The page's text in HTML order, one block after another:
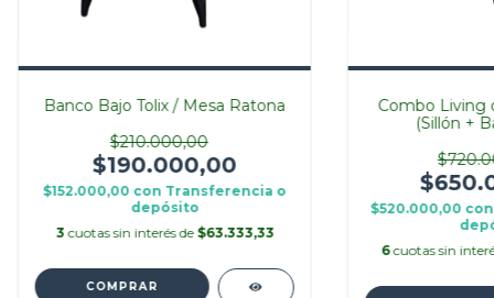
Banco Bajo Tolix / Mesa Ratona
$210.000,00
$190.000,00
$152.000,00 con Transferencia o
depósito
3 cuotas sin interés de $63.333,33
Combo Living
(Sillón +
$520.000,00 con
6 cuotas sin